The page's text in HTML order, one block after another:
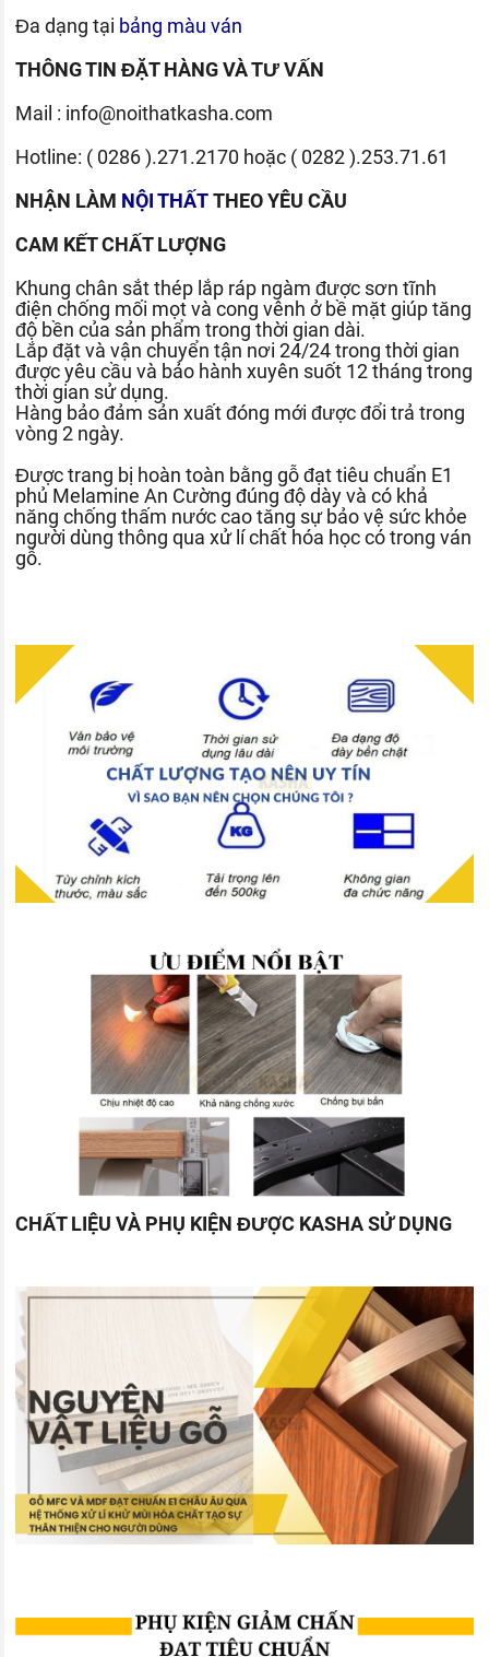
Đa dạng tại bảng màu ván
THÔNG TIN ĐẶT HÀNG VÀ TƯ VẤN
Mail : info@noithatkasha.com
Hotline: ( 0286 ).271.2170 hoặc ( 0282 ).253.71.61
NHẬN LÀM NỘI THẤTTHEO YÊU CẦU
CAM KẾT CHẤT LƯỢNG
Khung chân sắt thép lắp ráp ngàm được sơn tĩnh
điện chống mối mọt và cong vênh ở bề mặt giúp tăng
độ bền của sản phẩm trong thời gian dài.
Lắp đặt và vận chuyển tận nơi 24/24 trong thời gian
được yêu cầu và bảo hành xuyên suốt 12 tháng trong
thời gian sử dụng.
Hàng bảo đảm sản xuất đóng mới được đổi trả trong
vòng 2 ngày.
Được trang bị hoàn toàn bằng gỗ đạt tiêu chuẩn E1
phủ Melamine An Cường đúng độ dày và có khả
năng chống thấm nước cao tăng sự bảo vệ sức khỏe
người dùng thông qua xử lí chất hóa học có trong ván
gỗ.
CHẤT LIỆU VÀ PHỤ KIỆN ĐƯỢC KASHA SỬ DỤNG